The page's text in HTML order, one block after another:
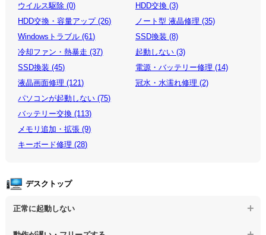
ウイルス駆除 (0)
HDD交換・容量アップ (26)
Windowsトラブル (61)
冷却ファン・熱暴走 (37)
SSD換装 (45)
液晶画面修理 (121)
パソコンが起動しない (75)
バッテリー交換 (113)
メモリ追加・拡張 (9)
キーボード修理 (28)
HDD交換 (3)
ノート型 液晶修理 (35)
SSD換装 (8)
起動しない (3)
電源・バッテリー修理 (14)
冠水・水濡れ修理 (2)
デスクトップ
正常に起動しない
【デスクトップPC】電源を押しても反応がない